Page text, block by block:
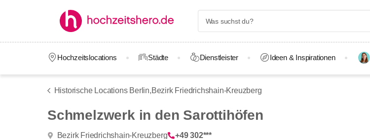
Hochzeitslocations Städte Dienstleister Ideen & Inspirationen
Historische Locations Berlin,Bezirk Friedrichshain-Kreuzberg
Schmelzwerk in den Sarottihöfen
Bezirk Friedrichshain-Kreuzberg +49 302***